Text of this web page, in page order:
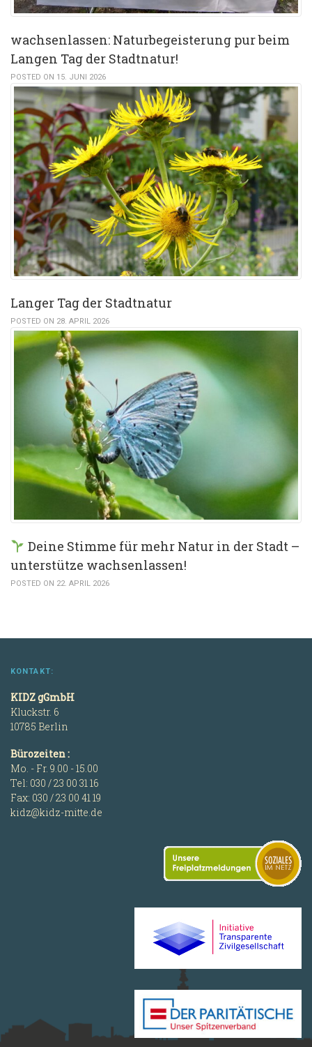
wachsenlassen: Naturbegeisterung pur beim
Langen Tag der Stadtnatur!
POSTED ON 15. JUNI 2026
Langer Tag der Stadtnatur
POSTED ON 28. APRIL 2026
Deine Stimme für mehr Natur in der Stadt –
unterstütze wachsenlassen!
POSTED ON 22. APRIL 2026
KONTAKT:
KIDZ gGmbH
Kluckstr. 6
10785 Berlin
Bürozeiten :
Mo. - Fr. 9.00 - 15.00
Tel: 030 / 23 00 31 16
Fax: 030 / 23 00 41 19
kidz@kidz-mitte.de